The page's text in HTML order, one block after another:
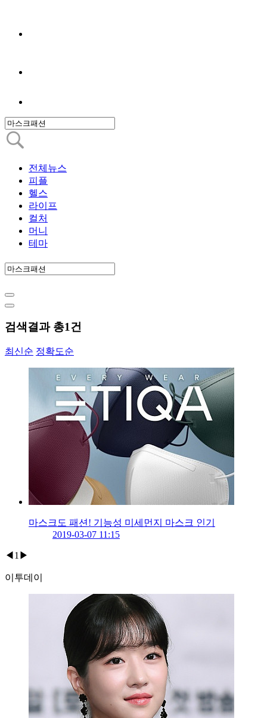
전체뉴스
피플
헬스
라이프
컬처
머니
테마
검색결과 총1건
최신순 정확도순
마스크도 패션! 기능성 미세먼지 마스크 인기
2019-03-07 11:15
◀ 1 ▶
이투데이